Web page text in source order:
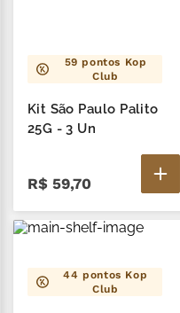
59 pontos Kop
Club
Kit São Paulo Palito
25G - 3 Un
R$ 59,70
44 pontos Kop
Club